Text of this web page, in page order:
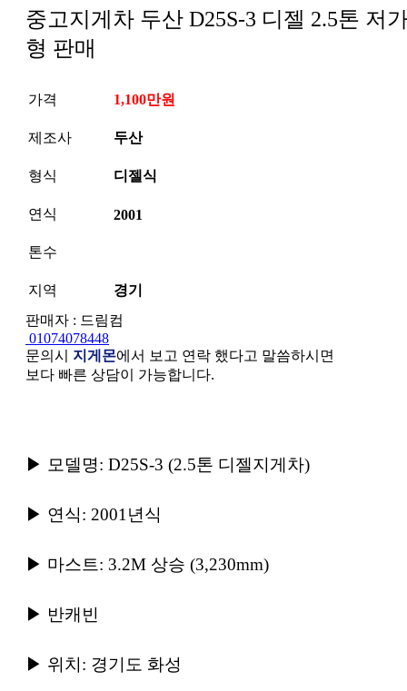
중고지게차 두산 D25S-3 디젤 2.5톤 저
형 판매
가격 1,100만원
제조사 두산
형식 디젤식
연식 2001
톤수
지역
경기
판매자 : 드림컴
01074078448
문의시 지게몬에서 보고 연락 했다고 말씀하시면
보다 빠른 상담이 가능합니다.
▶ 모델명: D25S-3 (2.5톤 디젤지게차)
▶ 연식: 2001 년식
▶ 마스트: 3.2M 상승 (3,230mm)
▶ 반캐빈
▶ 위치: 경기도 화성